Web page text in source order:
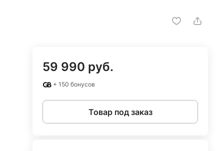
59 990 руб.
+ 150 бонусов
Товар под заказ